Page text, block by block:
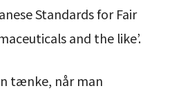
Standards for Fair
and the like’.
tænke, når man